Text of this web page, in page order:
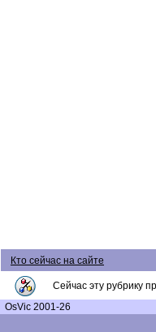
Кто сейчас на сайте
Сейчас эту рубрику
OsVic 2001-26